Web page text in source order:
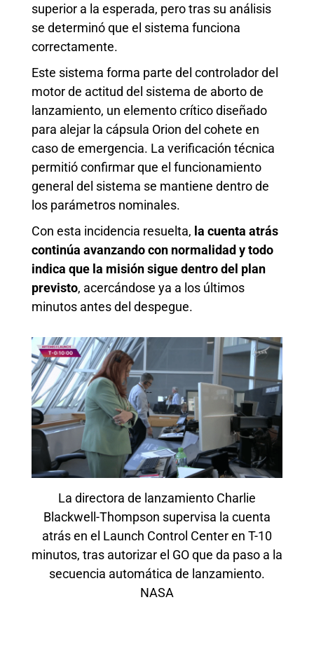
superior a la esperada, pero tras su análisis
se determinó que el sistema funciona
correctamente.
Este sistema forma parte del controlador del
motor de actitud del sistema de aborto de
lanzamiento, un elemento crítico diseñado
para alejar la cápsula Orion del cohete en
caso de emergencia. La verificación técnica
permitió confirmar que el funcionamiento
general del sistema se mantiene dentro de
los parámetros nominales.
Con esta incidencia resuelta, la cuenta atrás
continúa avanzando con normalidad y todo
indica que la misión sigue dentro del plan
previsto, acercándose ya a los últimos
minutos antes del despegue.
La directora de lanzamiento Charlie
Blackwell-Thompson supervisa la cuenta
atrás en el Launch Control Center en T-10
minutos, tras autorizar el GO que da paso a la
secuencia automática de lanzamiento.
NASA